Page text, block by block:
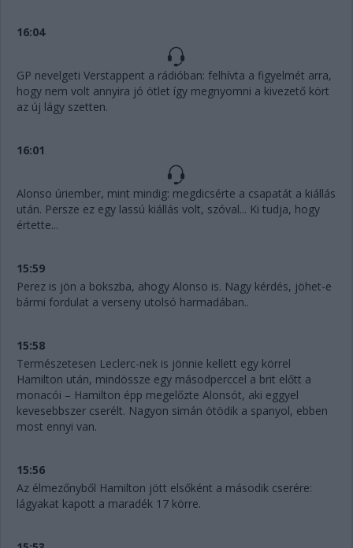
16:04
GP nevelgeti Verstappent a rádióban: felhívta a figyelmét arra,
hogy nem volt annyira jó ötlet így megnyomni a kivezető kört
az új lágy szetten.
16:01
Alonso úriember, mint mindig: megdicsérte a csapatát a kiállás
után. Persze ez egy lassú kiállás volt, szóval... Ki tudja, hogy
értette...
15:59
Perez is jön a bokszba, ahogy Alonso is. Nagy kérdés, jöhet-e
bármi fordulat a verseny utolsó harmadában..
15:58
Természetesen Leclerc-nek is jönnie kellett egy körrel
Hamilton után, mindössze egy másodperccel a brit előtt a
monacói – Hamilton épp megelőzte Alonsót, aki eggyel
kevesebbszer cserélt. Nagyon simán ötödik a spanyol, ebben
most ennyi van.
15:56
Az élmezőnyből Hamilton jött elsőként a második cserére:
lágyakat kapott a maradék 17 körre.